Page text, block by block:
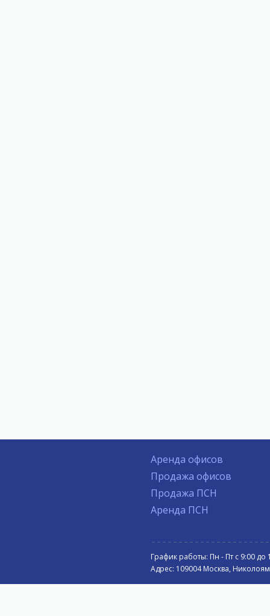
Аренда офисов
Продажа офисов
Продажа ПСН
Аренда ПСН
График работы: Пн - Пт с 9:00 до
Адрес: 109004 Москва,